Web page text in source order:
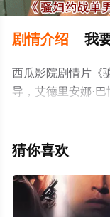
剧情介绍 我
西瓜影院剧情片《
导，艾德里安娜·
演绎的美国电影，
情信息可移步至豆
猜你喜欢